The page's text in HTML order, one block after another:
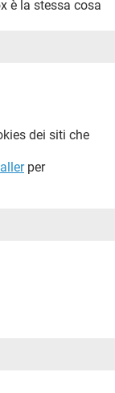
è la stessa cosa
dei siti che
per